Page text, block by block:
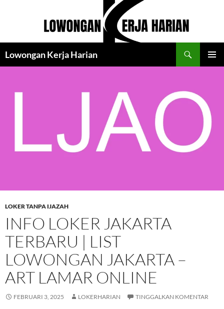
Lowongan Kerja Harian
LOKER TANPA IJAZAH
INFO LOKER JAKARTA
TERBARU | LIST
LOWONGAN JAKARTA –
ART LAMAR ONLINE
FEBRUARI 3, 2025 LOKERHARIAN TINGGALKAN KOMENTAR